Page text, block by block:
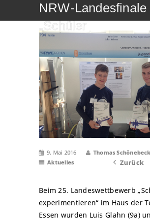
NRW-Landesfinale
„Schüler
experimentieren“
9. Mai 2016
Thomas Schönebeck
Aktuelles
Zurück
Beim 25. Landeswettbewerb
experimentieren“ im Haus der
Essen wurden Luis Glahn (9a)